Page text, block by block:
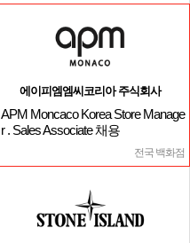
에이피엠엠씨코리아 주식회사
APM Moncaco Korea Store Manage
r . Sales Associate 채용
전국 백화점